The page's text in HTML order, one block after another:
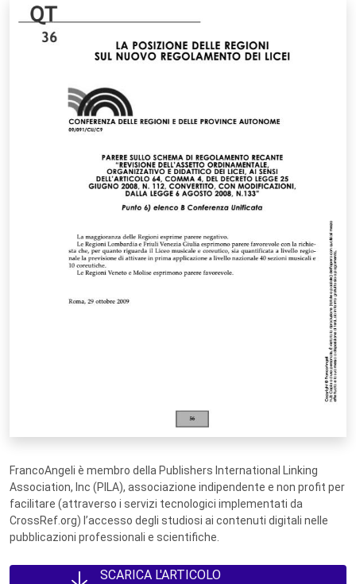
FrancoAngeli è membro della Publishers International Linking
Association, Inc (PILA), associazione indipendente e non profit per
facilitare (attraverso i servizi tecnologici implementati da
CrossRef.org) l’accesso degli studiosi ai contenuti digitali nelle
pubblicazioni professionali e scientifiche.
SCARICA L'ARTICOLO